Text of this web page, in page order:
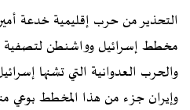
التحذير من حرب إقليمية خدعة
مخطط إسرائيل وواشنطن لتصفية
والحرب العدوانية التي تشنها
وإيران جزء من هذا المخطط بوعي